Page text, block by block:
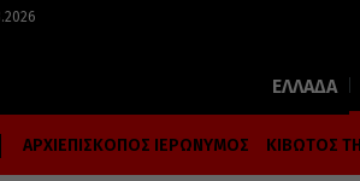
ΕΛΛΑΔΑ
ΑΡΧΙΕΠΙΣΚΟΠΟΣ ΙΕΡΩΝΥΜΟΣ ΚΙΒΩΤΟΣ